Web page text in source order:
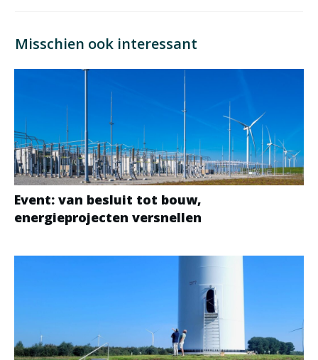
Misschien ook interessant
Event: van besluit tot bouw,
energieprojecten versnellen